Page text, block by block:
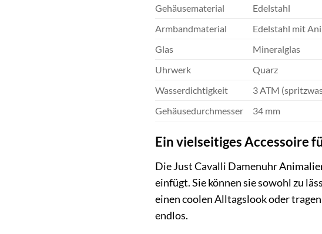
Gehäusematerial
Edelstahl
Armbandmaterial
Edelstahl mit
Glas
Mineralglas
Uhrwerk
Quarz
Wasserdichtigkeit
3 ATM
Gehäusedurchmesser
34 mm
Ein vielseitiges Accessoire
Die Just Cavalli Damenuhr
einfügt. Sie können sie sowohl zu
einen coolen Alltagslook oder
endlos.